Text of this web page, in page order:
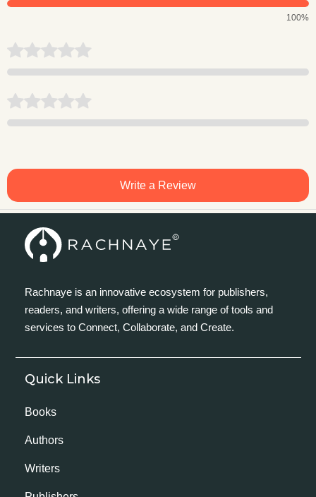
100%
Write a Review
Rachnaye is an innovative ecosystem for publishers,
readers, and writers, offering a wide range of tools and
services to Connect, Collaborate, and Create.
Quick Links
Books
Authors
Writers